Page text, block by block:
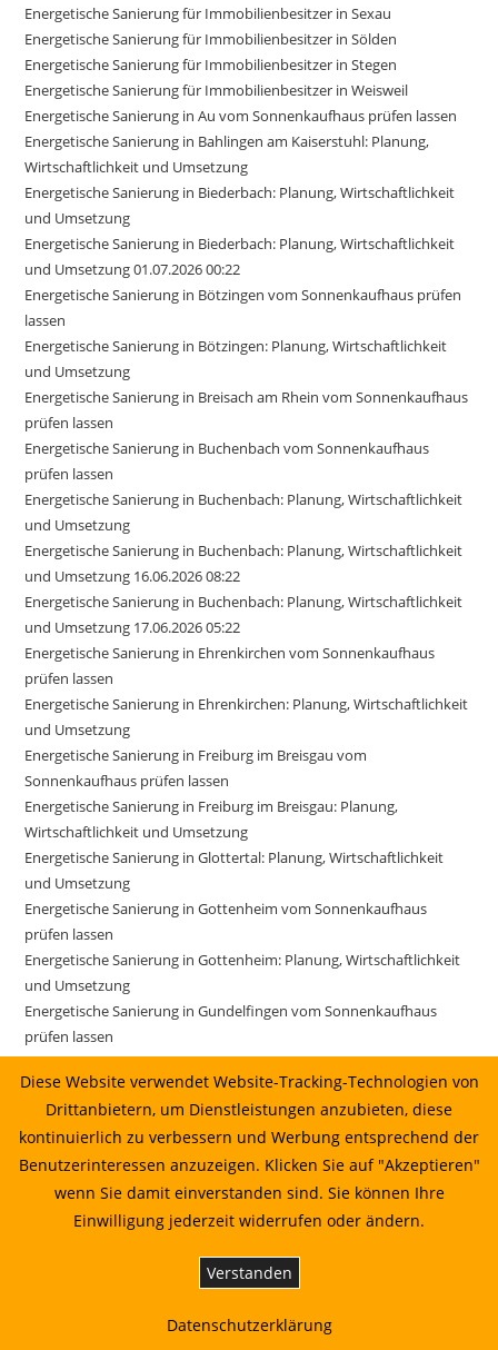
Energetische Sanierung für Immobilienbesitzer in Sexau
Energetische Sanierung für Immobilienbesitzer in Sölden
Energetische Sanierung für Immobilienbesitzer in Stegen
Energetische Sanierung für Immobilienbesitzer in Weisweil
Energetische Sanierung in Au vom Sonnenkaufhaus prüfen lassen
Energetische Sanierung in Bahlingen am Kaiserstuhl: Planung,
Wirtschaftlichkeit und Umsetzung
Energetische Sanierung in Biederbach: Planung, Wirtschaftlichkeit
und Umsetzung
Energetische Sanierung in Biederbach: Planung, Wirtschaftlichkeit
und Umsetzung 01.07.2026 00:22
Energetische Sanierung in Bötzingen vom Sonnenkaufhaus prüfen
lassen
Energetische Sanierung in Bötzingen: Planung, Wirtschaftlichkeit
und Umsetzung
Energetische Sanierung in Breisach am Rhein vom Sonnenkaufhaus
prüfen lassen
Energetische Sanierung in Buchenbach vom Sonnenkaufhaus
prüfen lassen
Energetische Sanierung in Buchenbach: Planung, Wirtschaftlichkeit
und Umsetzung
Energetische Sanierung in Buchenbach: Planung, Wirtschaftlichkeit
und Umsetzung 16.06.2026 08:22
Energetische Sanierung in Buchenbach: Planung, Wirtschaftlichkeit
und Umsetzung 17.06.2026 05:22
Energetische Sanierung in Ehrenkirchen vom Sonnenkaufhaus
prüfen lassen
Energetische Sanierung in Ehrenkirchen: Planung, Wirtschaftlichkeit
und Umsetzung
Energetische Sanierung in Freiburg im Breisgau vom
Sonnenkaufhaus prüfen lassen
Energetische Sanierung in Freiburg im Breisgau: Planung,
Wirtschaftlichkeit und Umsetzung
Energetische Sanierung in Glottertal: Planung, Wirtschaftlichkeit
und Umsetzung
Energetische Sanierung in Gottenheim vom Sonnenkaufhaus
prüfen lassen
Energetische Sanierung in Gottenheim: Planung, Wirtschaftlichkeit
und Umsetzung
Energetische Sanierung in Gundelfingen vom Sonnenkaufhaus
prüfen lassen
Energetische Sanierung in Gundelfingen: Planung, Wirtschaftlichkeit
und Umsetzung
Energetische Sanierung in Gutach im Breisgau vom
Sonnenkaufhaus prüfen lassen
Energetische Sanierung in Gutach im Breisgau: Planung,
Wirtschaftlichkeit und Umsetzung
Energetische Sanierung in Horben: Planung, Wirtschaftlichkeit und
Energetische Sanierung in Ihringen: Planung, Wirtschaftlichkeit und
Energetische Sanierung in Ihringen: Planung, Wirtschaftlichkeit und
Diese Website verwendet Website-Tracking-Technologien von
Drittanbietern, um Dienstleistungen anzubieten, diese
kontinuierlich zu verbessern und Werbung entsprechend der
Benutzerinteressen anzuzeigen. Klicken Sie auf "Akzeptieren"
wenn Sie damit einverstanden sind. Sie können Ihre
Einwilligung jederzeit widerrufen oder ändern.
Verstanden
Datenschutzerklärung